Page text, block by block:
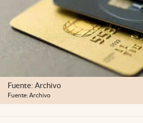
Fuente: Archivo
Fuente: Archivo